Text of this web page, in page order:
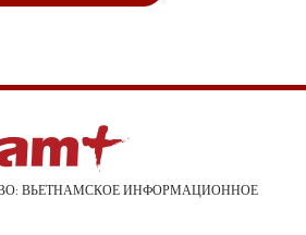
ВЬЕТНАМСКОЕ ИНФОРМАЦИОННОЕ